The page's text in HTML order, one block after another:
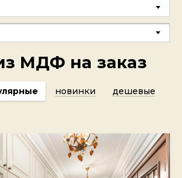
МДФ на заказ
новинки
дешевые